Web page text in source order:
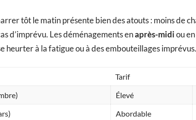
tôt le matin présente bien des atouts : moins de
d’imprévu. Les déménagements enaprès-midiou en
heurter à la fatigue ou à des embouteillages imprévus.
Tarif
Élevé
Abordable